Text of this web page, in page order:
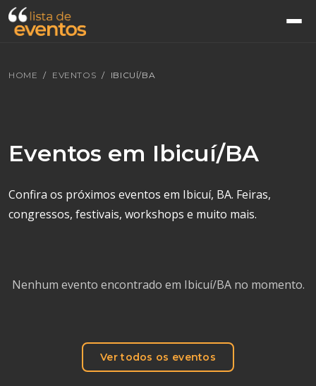
HOME EVENTOS IBICUÍ/BA
Eventos em Ibicuí/BA
Confira os próximos eventos em Ibicuí, BA. Feiras,
congressos, festivais, workshops e muito mais.
Nenhum evento encontrado em Ibicuí/BA no momento.
Ver todos os eventos